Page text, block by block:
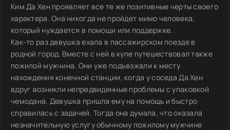
Ким Да Хен проявляет все те же позитивные черты своего
характера. Она никогда не пройдет мимо человека,
который нуждается в помощи или поддержке.
Как-то раз девушка ехала в пассажирском поезде в
родной город. Вместе с ней в купе путешествовал также
пожилой мужчина. Они уже подъезжали к месту
нахождения конечной станции, когда у соседа Да Хен
вдруг возникли непредвиденные проблемы с упаковкой
чемодана. Девушка пришла ему на помощь и быстро
справилась с задачей. Тогда она думала, что оказала
незначительную услугу обычному пожилому мужчине